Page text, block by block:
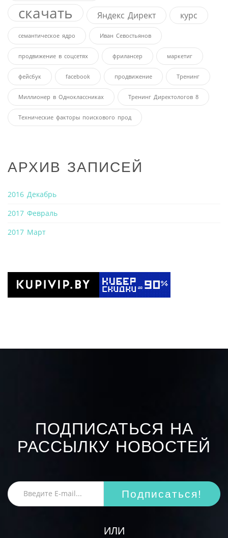
скачать Яндекс Директ курс
семантическое ядро Иван Севостьянов
продвижение в соцсетях фрилансер маркетиг
фейсбук facebook продвижение Тренинг
Миллионер в Одноклассниках Тренинг Директологов 8
Технические факторы поискового прод
АРХИВ ЗАПИСЕЙ
2016 Декабрь
2017 Февраль
2017 Март
ПОДПИСАТЬСЯ НА
РАССЫЛКУ НОВОСТЕЙ
Подписаться!
ИЛИ